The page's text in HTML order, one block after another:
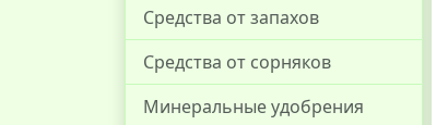
Средства от запахов
Средства от сорняков
Минеральные удобрения